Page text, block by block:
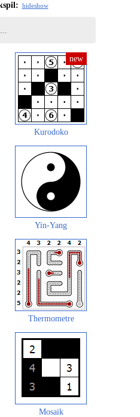
hideshow
Kurodoko
Yin-Yang
Thermometre
Mosaik